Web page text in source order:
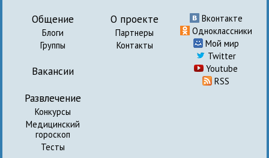
Общение
Блоги
Группы
Вакансии
Развлечение
Конкурсы
Медицинский
гороскоп
Тесты
О проекте
Партнеры
Контакты
Вконтакте
Одноклассники
Мой мир
Twitter
Youtube
RSS